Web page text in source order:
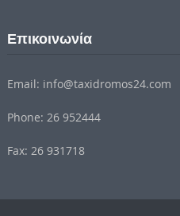
Επικοινωνία
Email: info@taxidromos24.com
Phone: 26 952444
Fax: 26 931718